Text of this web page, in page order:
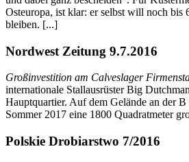
Osteuropa, ist klar: er selbst will noch bis
bleiben. [...]
Nordwest Zeitung 9.7.2016
Großinvestition am Calveslager
internationale Stallausrüster Big
Hauptquartier. Auf dem Gelände an der B
Sommer 2017 eine 1800 Quadratmeter
Polskie Drobiarstwo 7/2016